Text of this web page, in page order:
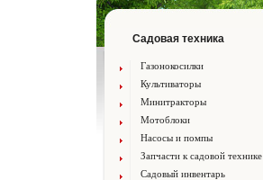
Садовая техника
Газонокосилки
Культиваторы
Минитракторы
Мотоблоки
Насосы и помпы
Запчасти к садовой технике
Садовый инвентарь